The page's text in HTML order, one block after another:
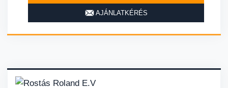
AJÁNLATKÉRÉS